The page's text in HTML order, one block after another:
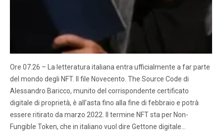
Ore 07.26 – La letteratura italiana entra ufficialmente a far parte
del mondo degli NFT. Il file Novecento. The Source Code di
Alessandro Baricco, munito del corrispondente certificato
digitale di proprietà, è all’asta fino alla fine di febbraio e potrà
essere ritirato da marzo 2022. Il termine NFT sta per Non-
Fungible Token, che in italiano vuol dire Gettone digitale…